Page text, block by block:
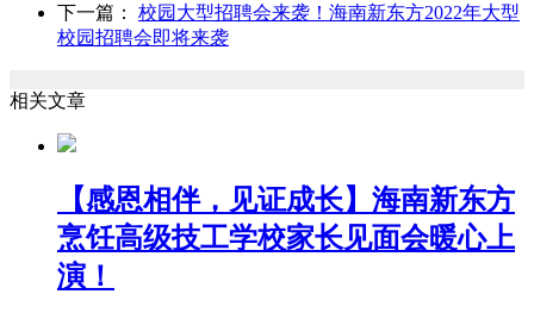
下一篇： 校园大型招聘会来袭！海南新东方2022年大型
校园招聘会即将来袭
相关文章
【感恩相伴，见证成长】海南新东方
烹饪高级技工学校家长见面会暖心上
演！